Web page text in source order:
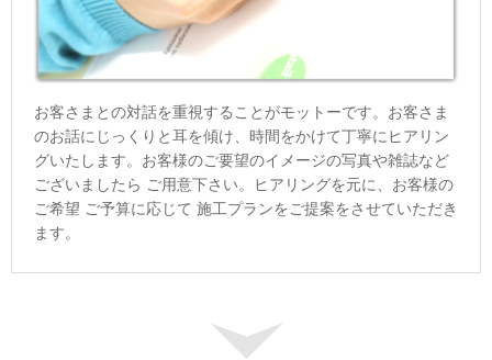
お客さまとの対話を重視することがモットーです。お客さま
のお話にじっくりと耳を傾け、時間をかけて丁寧にヒアリン
グいたします。お客様のご要望のイメージの写真や雑誌など
ございましたら ご用意下さい。ヒアリングを元に、お客様の
ご希望 ご予算に応じて 施工プランをご提案をさせていただき
ます。